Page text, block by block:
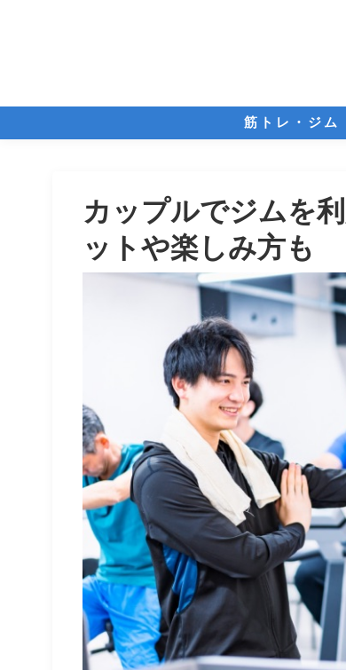
筋トレ・ジム
カップルでジムを
ットや楽しみ方も